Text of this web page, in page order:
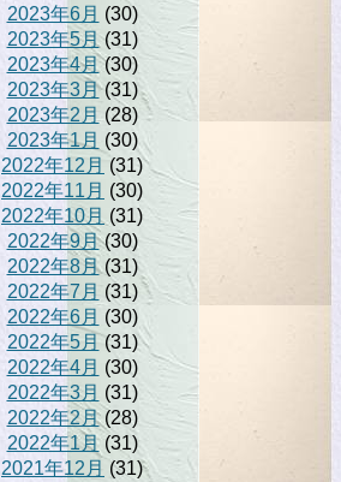
2023年6月 (30)
2023年5月 (31)
2023年4月(30)
2023年3月(31)
2023年2月(28)
2023年1月 (30)
2022年12月 (31)
2022年11月 (30)
2022年10月 (31)
2022年9月(30)
2022年8月(31)
2022年7月 (31)
2022年6月 (30)
2022年5月 (31)
2022年4月 (30)
2022年3月 (31)
2022年2月(28)
2022年1月(31)
2021年12月 (31)